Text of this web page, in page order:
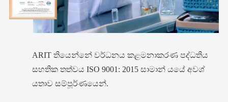
ARIT තියෙන්නේ වර්ධනය කළමනාකරණ පද්ධතිය
සහතික තත්වය ISO 9001: 2015 සාමාන් යයේ අවශ්
යතාව සම්පූර්ණයෙන්.